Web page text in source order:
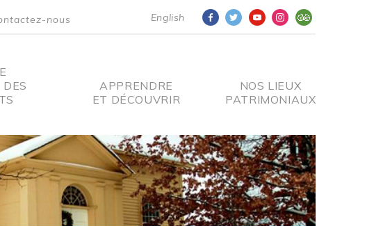
English
nous
APPRENDRE
ET DÉCOUVRIR
NOS LIEUX
PATRIMONIAUX